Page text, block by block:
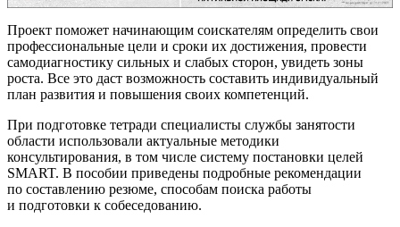
Проект поможет начинающим соискателям определить свои
профессиональные цели и сроки их достижения, провести
самодиагностику сильных и слабых сторон, увидеть зоны
роста. Все это даст возможность составить индивидуальный
план развития и повышения своих компетенций.
При подготовке тетради специалисты службы занятости
области использовали актуальные методики
консультирования, в том числе систему постановки целей
SMART. В пособии приведены подробные рекомендации
по составлению резюме, способам поиска работы
и подготовки к собеседованию.